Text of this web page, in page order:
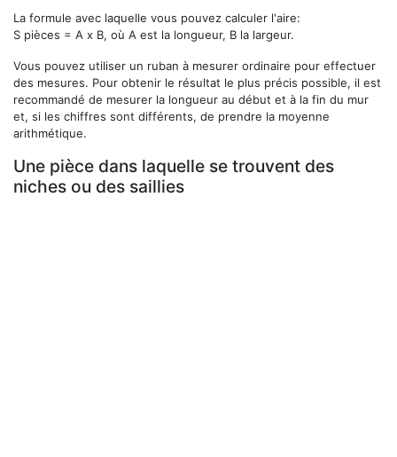
La formule avec laquelle vous pouvez calculer l'aire:
S pièces = A x B, où A est la longueur, B la largeur.
Vous pouvez utiliser un ruban à mesurer ordinaire pour effectuer
des mesures. Pour obtenir le résultat le plus précis possible, il est
recommandé de mesurer la longueur au début et à la fin du mur
et, si les chiffres sont différents, de prendre la moyenne
arithmétique.
Une pièce dans laquelle se trouvent des
niches ou des saillies